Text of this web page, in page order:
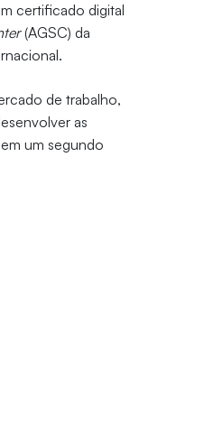
certificado digital
(AGSC) da
de trabalho,
as
um segundo